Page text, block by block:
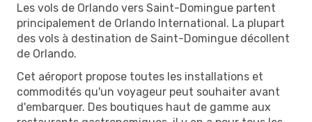
Les vols de Orlando vers Saint-Domingue partent
principalement de Orlando International. La plupart
des vols à destination de Saint-Domingue décollent
de Orlando.
Cet aéroport propose toutes les installations et
commodités qu'un voyageur peut souhaiter avant
d'embarquer. Des boutiques haut de gamme aux